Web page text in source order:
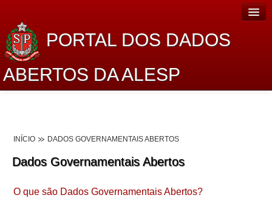
PORTAL DOS DADOS
ABERTOS DA ALESP
Lei de Acesso à Informação
Dados Governamentais Abertos
INÍCIO DADOS GOVERNAMENTAIS ABERTOS
Dados Governamentais Abertos
O que são Dados Governamentais Abertos?